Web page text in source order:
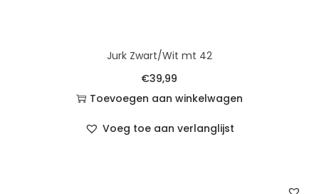
Jurk Zwart/Wit mt 42
€39,99
Toevoegen aan winkelwagen
Voeg toe aan verlanglijst